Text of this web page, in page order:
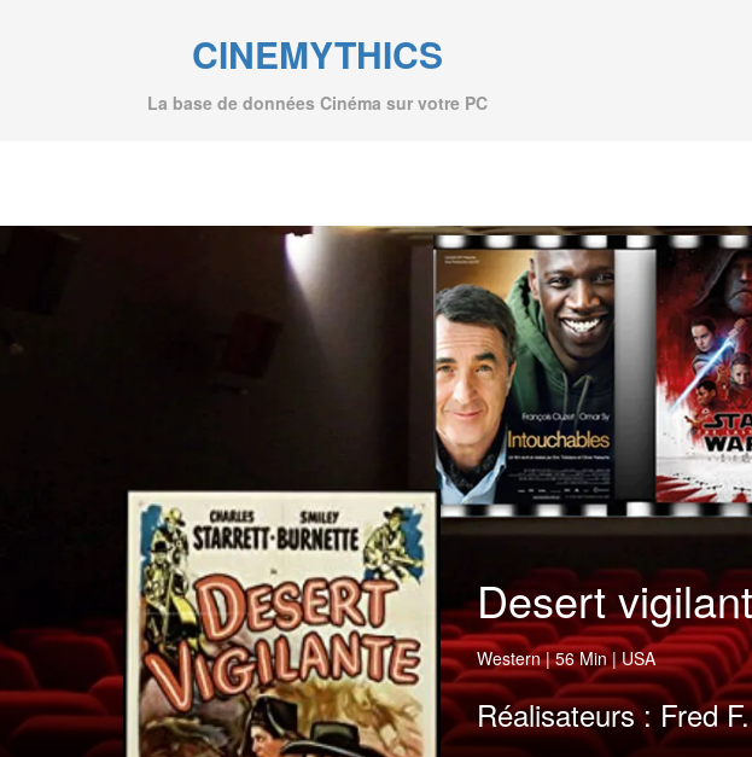
CINEMYTHICS
La base de données Cinéma sur votre PC
Desert
Western|56 Min|USA
Réalisateurs : Fred